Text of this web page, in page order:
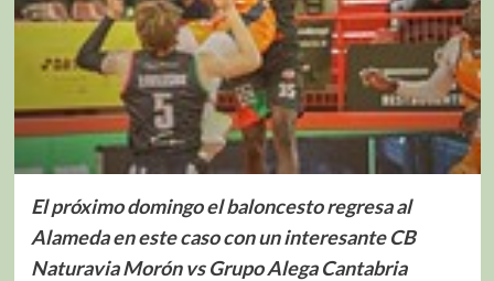
El próximo domingo el baloncesto regresa al
Alameda en este caso con un interesante CB
Naturavia Morón vs Grupo Alega Cantabria